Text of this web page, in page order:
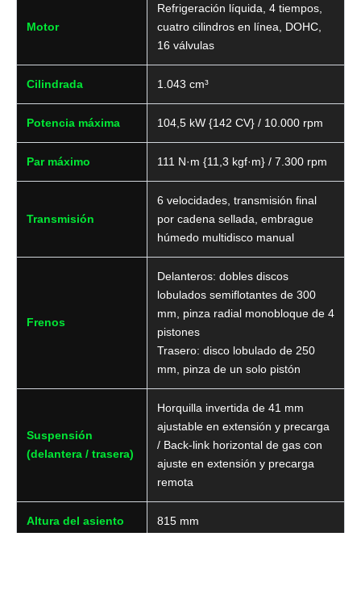
Motor
Refrigeración líquida, 4 tiempos,
cuatro cilindros en línea, DOHC,
16 válvulas
Cilindrada 1.043 cm³
Potencia máxima 104,5 kW {142 CV} / 10.000 rpm
Par máximo 111 N·m {11,3 kgf·m} / 7.300 rpm
Transmisión
6 velocidades, transmisión final
por cadena sellada, embrague
húmedo multidisco manual
Frenos
Delanteros: dobles discos
lobulados semiflotantes de 300
mm, pinza radial monobloque de 4
pistones
Trasero: disco lobulado de 250
mm, pinza de un solo pistón
Suspensión
(delantera / trasera)
Horquilla invertida de 41 mm
ajustable en extensión y precarga
/ Back-link horizontal de gas con
ajuste en extensión y precarga
remota
Altura del asiento 815 mm